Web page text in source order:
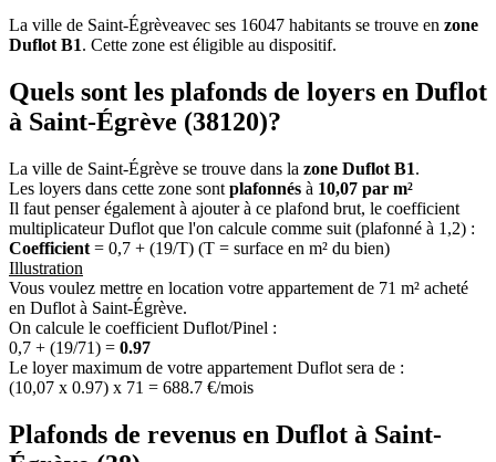
La ville de Saint-Égrèveavec ses 16047 habitants se trouve en zone
Duflot B1. Cette zone est éligible au dispositif.
Quels sont les plafonds de loyers en Duflot
à Saint-Égrève (38120)?
La ville de Saint-Égrève se trouve dans la zone Duflot B1.
Les loyers dans cette zone sont plafonnés à 10,07 par m²
Il faut penser également à ajouter à ce plafond brut, le coefficient
multiplicateur Duflot que l'on calcule comme suit (plafonné à 1,2) :
Coefficient = 0,7 + (19/T) (T = surface en m² du bien)
Illustration
Vous voulez mettre en location votre appartement de 71 m² acheté
en Duflot à Saint-Égrève.
On calcule le coefficient Duflot/Pinel :
0,7 + (19/71) = 0.97
Le loyer maximum de votre appartement Duflot sera de :
(10,07 x 0.97) x 71 = 688.7 €/mois
Plafonds de revenus en Duflot à Saint-